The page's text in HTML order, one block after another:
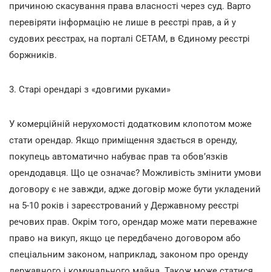
причиною скасування права власності через суд. Варто
перевіряти інформацію не лише в реєстрі прав, а й у
судових реєстрах, на порталі СЕТАМ, в Єдиному реєстрі
боржників.
3. Старі орендарі з «довгими руками»
У комерційній нерухомості додатковим клопотом може
стати орендар. Якщо приміщення здається в оренду,
покупець автоматично набуває прав та обов’язків
орендодавця. Що це означає? Можливість змінити умови
договору є не завжди, адже договір може бути укладений
на 5-10 років і зареєстрований у Державному реєстрі
речових прав. Окрім того, орендар може мати переважне
право на викуп, якщо це передбачено договором або
спеціальним законом, наприклад, законом про оренду